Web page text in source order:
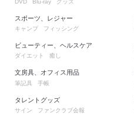
DVD Blu-ray グッズ
スポーツ、レジャー
キャンプ フィッシング
ビューティー、ヘルスケア
ダイエット 癒し
文房具、オフィス用品
筆記具 手帳
タレントグッズ
サイン ファンクラブ会報